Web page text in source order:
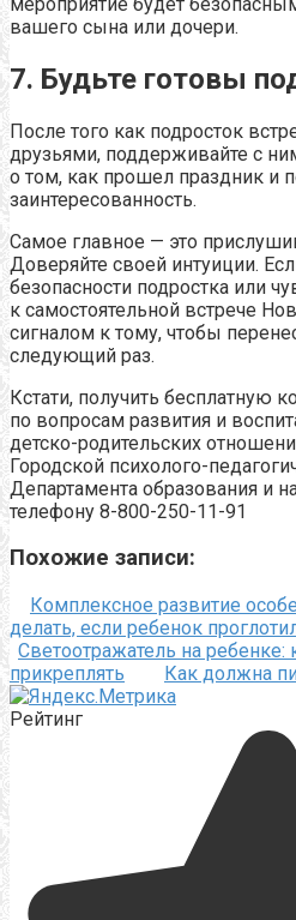
вашего сына или дочери.
7. Будьте готовы
После того как подросток
друзьями, поддерживайте с
о том, как прошел праздник и
заинтересованность.
Самое главное — это
Доверяйте своей интуиции.
безопасности подростка или
к самостоятельной встрече
сигналом к тому, чтобы
следующий раз.
Кстати, получить бесплатную
по вопросам развития и
детско-родительских
Городской психолого-
Департамента образования и
телефону 8-800-250-11-91
Похожие записи:
Комплексное развитие
делать, если ребенок
Светоотражатель на ребенке:
прикреплять
Как должна
Рейтинг